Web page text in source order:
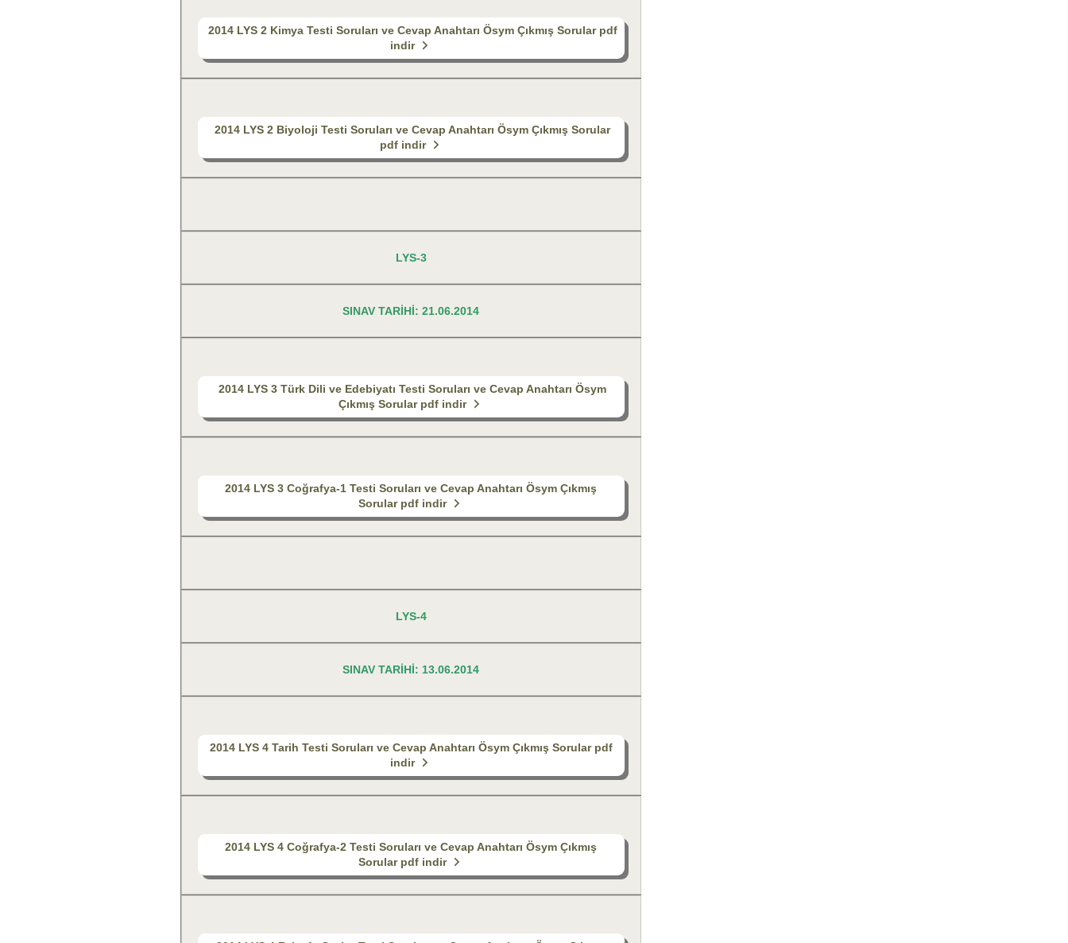
2014 LYS 2 Kimya Testi Soruları ve Cevap Anahtarı Ösym Çıkmış Sorular pdf
indir
2014 LYS 2 Biyoloji Testi Soruları ve Cevap Anahtarı Ösym Çıkmış Sorular
pdf indir
LYS-3
SINAV TARİHİ: 21.06.2014
2014 LYS 3 Türk Dili ve Edebiyatı Testi Soruları ve Cevap Anahtarı Ösym
Çıkmış Sorular pdf indir
2014 LYS 3 Coğrafya-1 Testi Soruları ve Cevap Anahtarı Ösym Çıkmış
Sorular pdf indir
LYS-4
SINAV TARİHİ: 13.06.2014
2014 LYS 4 Tarih Testi Soruları ve Cevap Anahtarı Ösym Çıkmış Sorular pdf
indir
2014 LYS 4 Coğrafya-2 Testi Soruları ve Cevap Anahtarı Ösym Çıkmış
Sorular pdf indir